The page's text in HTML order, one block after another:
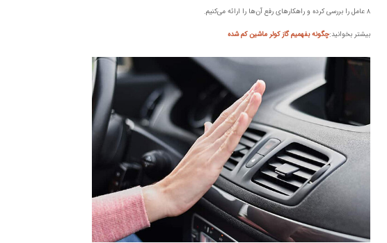
۸ عامل را بررسی کرده و راهکارهای رفع آن‌ها را ارائه می‌کنیم.
بیشتر بخوانید:چگونه بفهمیم گاز کولر ماشین کم شده